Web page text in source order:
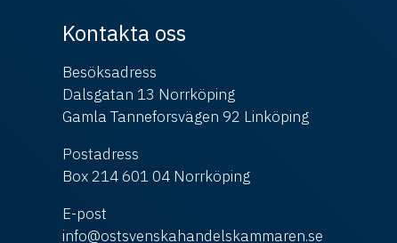
Kontakta oss
Besöksadress
Dalsgatan 13 Norrköping
Gamla Tanneforsvägen 92 Linköping
Postadress
Box 214 601 04 Norrköping
E-post
info@ostsvenskahandelskammaren.se